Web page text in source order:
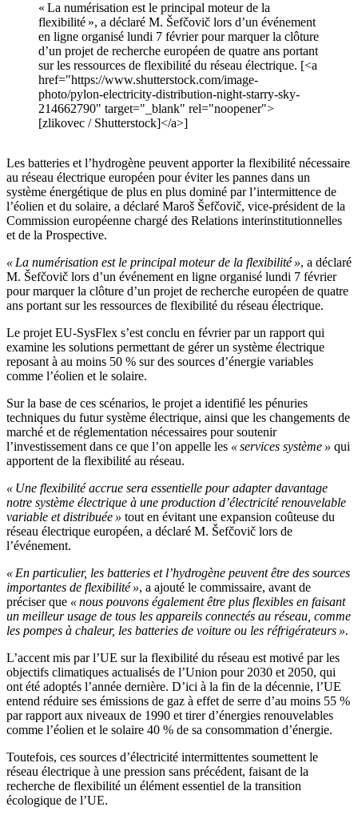
« La numérisation est le principal moteur de la
flexibilité », a déclaré M. Šefčovič lors d’un événement
en ligne organisé lundi 7 février pour marquer la clôture
d’un projet de recherche européen de quatre ans portant
sur les ressources de flexibilité du réseau électrique. [<a
href="https://www.shutterstock.com/image-
photo/pylon-electricity-distribution-night-starry-sky-
214662790" target="_blank" rel="noopener">
[zlikovec / Shutterstock]</a>]
Les batteries et l’hydrogène peuvent apporter la flexibilité nécessaire
au réseau électrique européen pour éviter les pannes dans un
système énergétique de plus en plus dominé par l’intermittence de
l’éolien et du solaire, a déclaré Maroš Šefčovič, vice-président de la
Commission européenne chargé des Relations interinstitutionnelles
et de la Prospective.
« La numérisation est le principal moteur de la flexibilité », a déclaré
M. Šefčovič lors d’un événement en ligne organisé lundi 7 février
pour marquer la clôture d’un projet de recherche européen de quatre
ans portant sur les ressources de flexibilité du réseau électrique.
Le projet EU-SysFlex s’est conclu en février par un rapport qui
examine les solutions permettant de gérer un système électrique
reposant à au moins 50 % sur des sources d’énergie variables
comme l’éolien et le solaire.
Sur la base de ces scénarios, le projet a identifié les pénuries
techniques du futur système électrique, ainsi que les changements de
marché et de réglementation nécessaires pour soutenir
l’investissement dans ce que l’on appelle les « services système » qui
apportent de la flexibilité au réseau.
« Une flexibilité accrue sera essentielle pour adapter davantage
notre système électrique à une production d’électricité renouvelable
variable et distribuée » tout en évitant une expansion coûteuse du
réseau électrique européen, a déclaré M. Šefčovič lors de
l’événement.
« En particulier, les batteries et l’hydrogène peuvent être des sources
importantes de flexibilité », a ajouté le commissaire, avant de
préciser que « nous pouvons également être plus flexibles en faisant
un meilleur usage de tous les appareils connectés au réseau, comme
les pompes à chaleur, les batteries de voiture ou les réfrigérateurs ».
L’accent mis par l’UE sur la flexibilité du réseau est motivé par les
objectifs climatiques actualisés de l’Union pour 2030 et 2050, qui
ont été adoptés l’année dernière. D’ici à la fin de la décennie, l’UE
entend réduire ses émissions de gaz à effet de serre d’au moins 55 %
par rapport aux niveaux de 1990 et tirer d’énergies renouvelables
comme l’éolien et le solaire 40 % de sa consommation d’énergie.
Toutefois, ces sources d’électricité intermittentes soumettent le
réseau électrique à une pression sans précédent, faisant de la
recherche de flexibilité un élément essentiel de la transition
écologique de l’UE.